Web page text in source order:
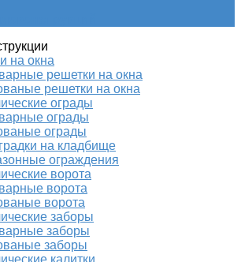
на окна
решетки на окна
решетки на окна
ограды
ограды
ограды
на кладбище
ограждения
ворота
ворота
ворота
заборы
заборы
заборы
калитки